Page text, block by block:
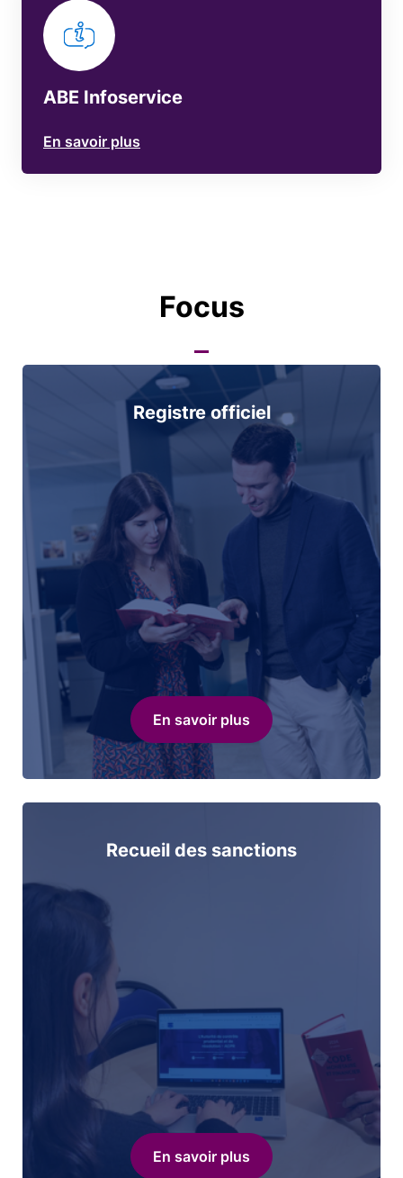
ABE Infoservice
En savoir plus
Focus
Registre officiel
En savoir plus
Recueil des sanctions
En savoir plus